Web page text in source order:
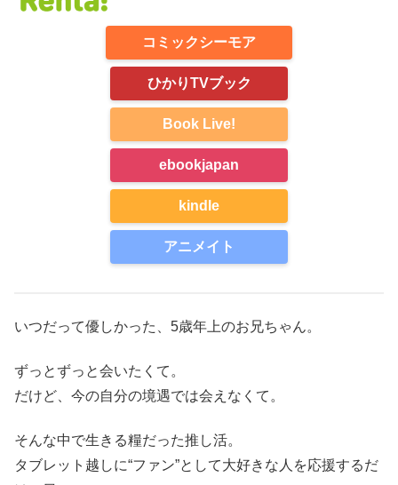
コミックシーモア
ひかりTVブック
Book Live!
ebookjapan
kindle
アニメイト
いつだって優しかった、5歳年上のお兄ちゃん。
ずっとずっと会いたくて。
だけど、今の自分の境遇では会えなくて。
そんな中で生きる糧だった推し活。
タブレット越しに“ファン”として大好きな人を応援するだ